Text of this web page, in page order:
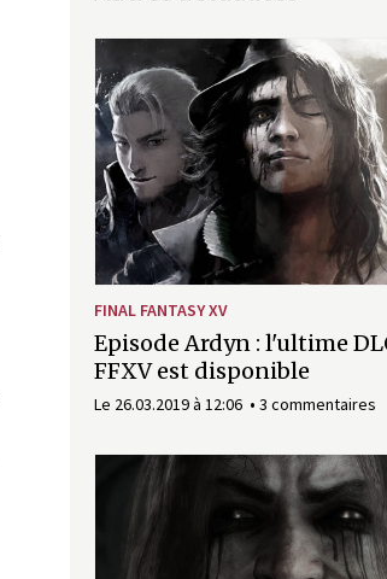
FINAL FANTASY XV
Episode Ardyn : l'ultime
FFXV est disponible
Le 26.03.2019 à 12:06 3 commentaires